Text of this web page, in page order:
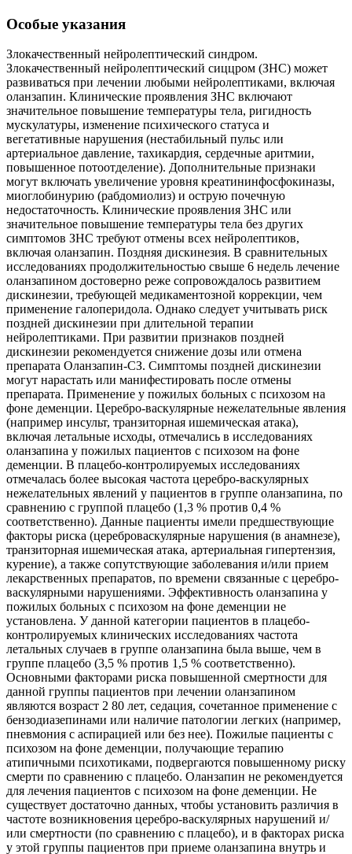
Особые указания
Злокачественный нейролептический синдром.
Злокачественный нейролептический сиццром (ЗНС) может
развиваться при лечении любыми нейролептиками, включая
оланзапин. Клинические проявления ЗНС включают
значительное повышение температуры тела, ригидность
мускулатуры, изменение психического статуса и
вегетативные нарушения (нестабильный пульс или
артериальное давление, тахикардия, сердечные аритмии,
повышенное потоотделение). Дополнительные признаки
могут включать увеличение уровня креатининфосфокиназы,
миоглобинурию (рабдомиолиз) и острую почечную
недостаточность. Клинические проявления ЗНС или
значительное повышение температуры тела без других
симптомов ЗНС требуют отмены всех нейролептиков,
включая оланзапин. Поздняя дискинезия. В сравнительных
исследованиях продолжительностью свыше 6 недель лечение
оланзапином достоверно реже сопровождалось развитием
дискинезии, требующей медикаментозной коррекции, чем
применение галоперидола. Однако следует учитывать риск
поздней дискинезии при длительной терапии
нейролептиками. При развитии признаков поздней
дискинезии рекомендуется снижение дозы или отмена
препарата Оланзапин-СЗ. Симптомы поздней дискинезии
могут нарастать или манифестировать после отмены
препарата. Применение у пожилых больных с психозом на
фоне деменции. Церебро-васкулярные нежелательные явления
(например инсульт, транзиторная ишемическая атака),
включая летальные исходы, отмечались в исследованиях
оланзапина у пожилых пациентов с психозом на фоне
деменции. В плацебо-контролируемых исследованиях
отмечалась более высокая частота церебро-васкулярных
нежелательных явлений у пациентов в группе оланзапина, по
сравнению с группой плацебо (1,3 % против 0,4 %
соответственно). Данные пациенты имели предшествующие
факторы риска (цереброваскулярные нарушения (в анамнезе),
транзиторная ишемическая атака, артериальная гипертензия,
курение), а также сопутствующие заболевания и/или прием
лекарственных препаратов, по времени связанные с церебро-
васкулярными нарушениями. Эффективность оланзапина у
пожилых больных с психозом на фоне деменции не
установлена. У данной категории пациентов в плацебо-
контролируемых клинических исследованиях частота
летальных случаев в группе оланзапина была выше, чем в
группе плацебо (3,5 % против 1,5 % соответственно).
Основными факторами риска повышенной смертности для
данной группы пациентов при лечении оланзапином
являются возраст 2 80 лет, седация, сочетанное применение с
бензодиазепинами или наличие патологии легких (например,
пневмония с аспирацией или без нее). Пожилые пациенты с
психозом на фоне деменции, получающие терапию
атипичными психотиками, подвергаются повышенному риску
смерти по сравнению с плацебо. Оланзапин не рекомендуется
для лечения пациентов с психозом на фоне деменции. Не
существует достаточно данных, чтобы установить различия в
частоте возникновения церебро-васкулярных нарушений и/
или смертности (по сравнению с плацебо), и в факторах риска
у этой группы пациентов при приеме оланзапина внутрь и